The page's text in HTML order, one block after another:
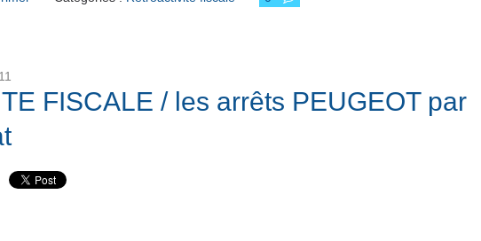
FISCALE / les arrêts PEUGEOT par